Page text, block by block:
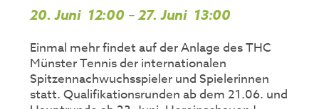
20. Juni 12:00 –27. Juni 13:00
Einmal mehr findet auf der Anlage des THC
Münster Tennis der internationalen
Spitzennachwuchsspieler und Spielerinnen
statt. Qualifikationsrunden ab dem 21.06. und